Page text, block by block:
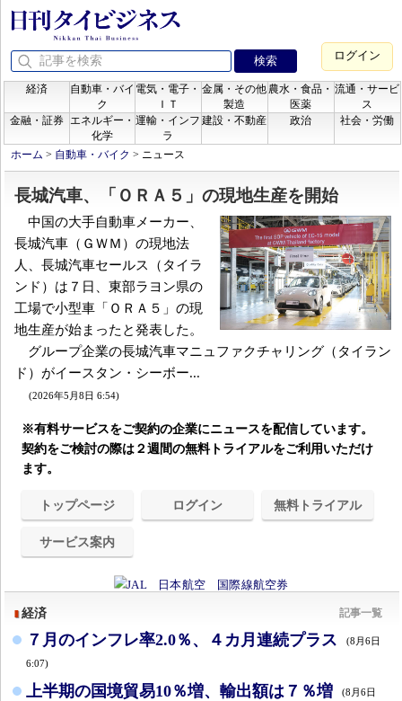
ログイン
経済
自動車・バイ
ク
電気・電子・
ＩＴ
金属・その他
製造
農水・食品・
医薬
流通・サービ
ス
金融・証券
エネルギー・
化学
運輸・インフ
ラ
建設・不動産 政治 社会・労働
ホーム > 自動車・バイク > ニュース
長城汽車、「ＯＲＡ５」の現地生産を開始
中国の大手自動車メーカー、
長城汽車（ＧＷＭ）の現地法
人、長城汽車セールス（タイラ
ンド）は７日、東部ラヨン県の
工場で小型車「ＯＲＡ５」の現
地生産が始まったと発表した。
グループ企業の長城汽車マニュファクチャリング（タイラン
ド）がイースタン・シーボー...
(2026年5月8日 6:54)
※有料サービスをご契約の企業にニュースを配信しています。
契約をご検討の際は２週間の無料トライアルをご利用いただけ
ます。
トップページ ログイン 無料トライアル
サービス案内
経済 記事一覧
７月のインフレ率2.0％、４カ月連続プラス (8月6日
6:07)
上半期の国境貿易10％増、輸出額は７％増 (8月6日